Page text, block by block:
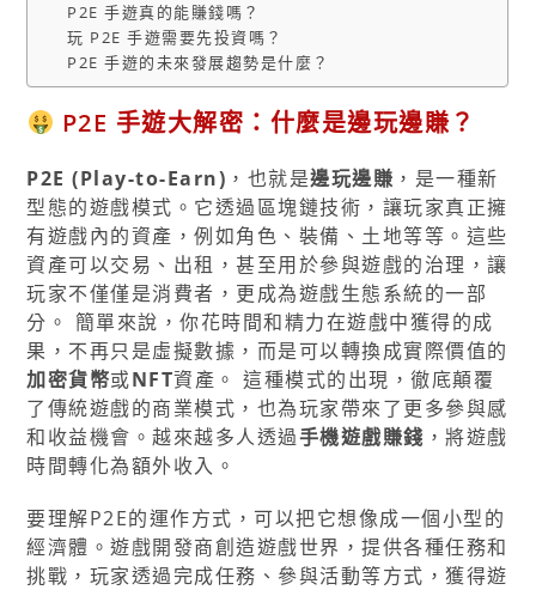
P2E 手遊真的能賺錢嗎？
玩 P2E 手遊需要先投資嗎？
P2E 手遊的未來發展趨勢是什麼？
P2E 手遊大解密：什麼是邊玩邊賺？
P2E (Play-to-Earn) ，也就是邊玩邊賺 ，是一種新
型態的遊戲模式。它透過區塊鏈技術，讓玩家真正擁
有遊戲內的資產，例如角色、裝備、土地等等。這些
資產可以交易、出租，甚至用於參與遊戲的治理，讓
玩家不僅僅是消費者，更成為遊戲生態系統的一部
分。 簡單來說，你花時間和精力在遊戲中獲得的成
果，不再只是虛擬數據，而是可以轉換成實際價值的
加密貨幣或NFT資產。 這種模式的出現，徹底顛覆
了傳統遊戲的商業模式，也為玩家帶來了更多參與感
和收益機會。越來越多人透過手機遊戲賺錢 ，將遊戲
時間轉化為額外收入。
要理解P2E的運作方式，可以把它想像成一個小型的
經濟體。遊戲開發商創造遊戲世界，提供各種任務和
挑戰，玩家透過完成任務、參與活動等方式，獲得遊